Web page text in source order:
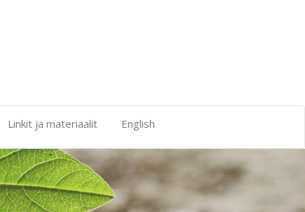
Linkit ja materiaalit English